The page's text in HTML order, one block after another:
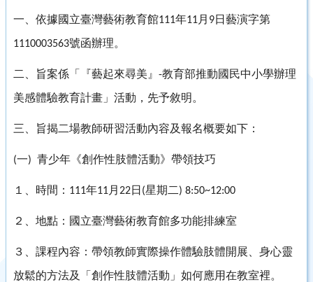
一、依據國立臺灣藝術教育館111年11月 9日藝演字第
1110003563號函辦理。
二、旨案係「『藝起來尋美』 -教育部推動國民中小學辦理
美感體驗教育計畫」活動，先予敘明。
三、旨揭二場教師研習活動內容及報名概要如下：
(一) 青少年《創作性肢體活動》帶領技巧
１、時間： 111年11月 22日 (星期二) 8:50~12:00
２、地點：國立臺灣藝術教育館多功能排練室
３、課程內容：帶領教師實際操作體驗肢體開展、身心靈
放鬆的方法及「創作性肢體活動」如何應用在教室裡。